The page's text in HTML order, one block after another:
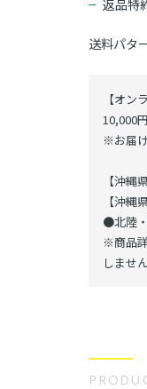
送料パタ
返品特
【オン
10,000
※お届
【沖縄
【沖
●北陸
※商品
しません